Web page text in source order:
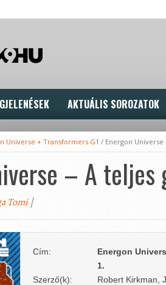
AKTUÁLIS SOROZATOK
Universe + Transformers G1 / Energon
– A teljes
Tomi|
Cím:
Energon
1.
Szerző(k):
Robert Kirkman,